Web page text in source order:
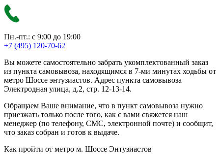
Пн.-пт.: с 9:00 до 19:00
+7 (495) 120-70-62
Вы можете самостоятельно забрать укомплектованный заказ
из пункта самовывоза, находящимся в 7-ми минутах ходьбы от
метро Шоссе энтузиастов. Адрес пункта самовывоза
Электродная улица, д.2, стр. 12-13-14.
Обращаем Ваше внимание, что в пункт самовывоза нужно
приезжать только после того, как с вами свяжется наш
менеджер (по телефону, СМС, электронной почте) и сообщит,
что заказ собран и готов к выдаче.
Как пройти от метро м. Шоссе Энтузиастов